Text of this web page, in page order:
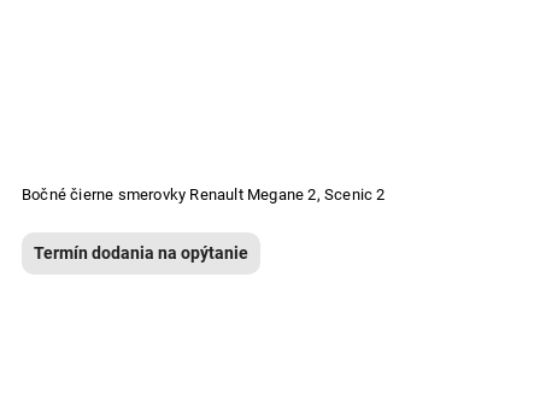
Bočné čierne smerovky Renault Megane 2, Scenic 2
Termín dodania na opýtanie